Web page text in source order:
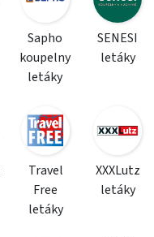
Sapho
koupelny
letáky
SENESI
letáky
Travel
Free
letáky
XXXLutz
letáky